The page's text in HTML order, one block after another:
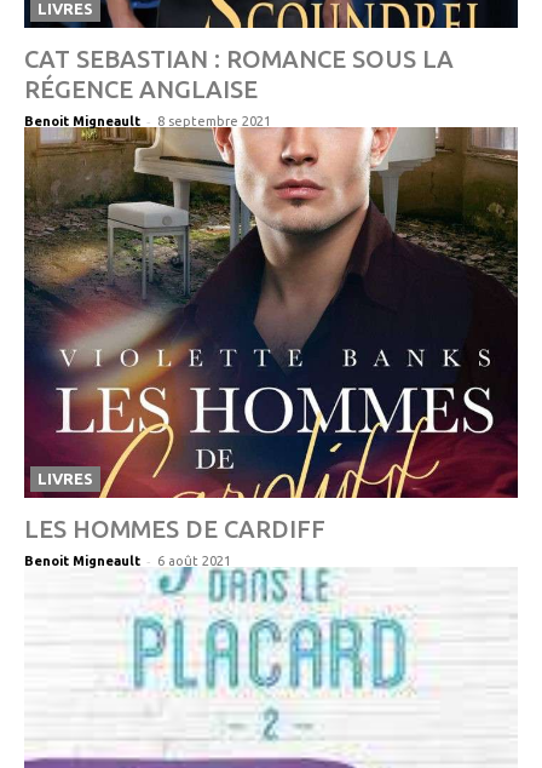
LIVRES
CAT SEBASTIAN : ROMANCE SOUS LA
RÉGENCE ANGLAISE
Benoit Migneault - 8 septembre 2021
LIVRES
LES HOMMES DE CARDIFF
Benoit Migneault - 6 août 2021